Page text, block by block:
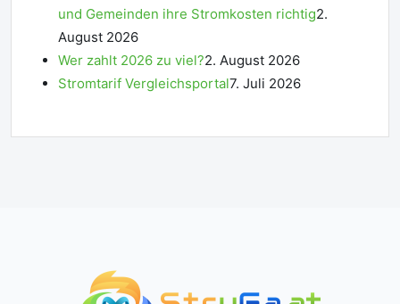
und Gemeinden ihre Stromkosten richtig2.
August 2026
Wer zahlt 2026 zu viel?2. August 2026
Stromtarif Vergleichsportal7. Juli 2026